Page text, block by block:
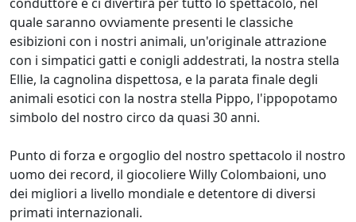
quale saranno ovviamente presenti le classiche
esibizioni con i nostri animali, un'originale attrazione
con i simpatici gatti e conigli addestrati, la nostra stella
Ellie, la cagnolina dispettosa, e la parata finale degli
animali esotici con la nostra stella Pippo, l'ippopotamo
simbolo del nostro circo da quasi 30 anni.
Punto di forza e orgoglio del nostro spettacolo il nostro
uomo dei record, il giocoliere Willy Colombaioni, uno
dei migliori a livello mondiale e detentore di diversi
primati internazionali.